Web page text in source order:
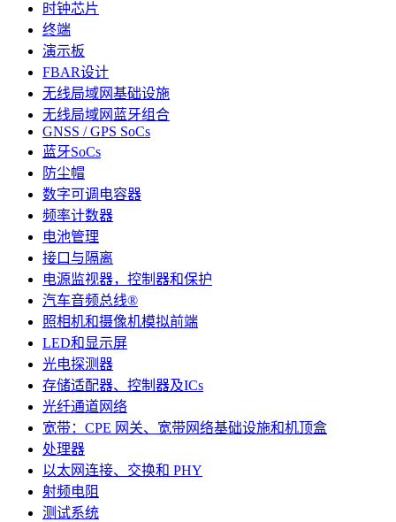
时钟芯片
终端
演示板
FBAR设计
无线局域网基础设施
无线局域网蓝牙组合
GNSS / GPS SoCs
蓝牙SoCs
防尘帽
数字可调电容器
频率计数器
电池管理
接口与隔离
电源监视器，控制器和保护
汽车音频总线®
照相机和摄像机模拟前端
LED和显示屏
光电探测器
存储适配器、控制器及ICs
光纤通道网络
宽带：CPE 网关、宽带网络基础设施和机顶盒
处理器
以太网连接、交换和 PHY
射频电阻
测试系统